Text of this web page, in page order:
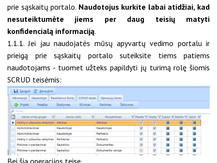
prie sąskaitų portalo. Naudotojus kurkite labai atidžiai, kad
nesuteiktumėte jiems per daug teisių matyti
konfidencialą informaciją.
1.1.1. Jei jau naudojatės mūsų apyvartų vedimo portalu ir
prieigą prie sąskaitų portalo suteiksite tiems patiems
naudotojams - tuomet užteks papildyti jų turimą rolę šiomis
SCRUD teisėmis:
Bei šia operacijos teise